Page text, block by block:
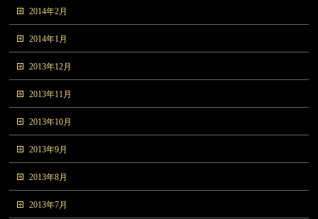
2014年2月
2014年1月
2013年12月
2013年11月
2013年10月
2013年9月
2013年8月
2013年7月